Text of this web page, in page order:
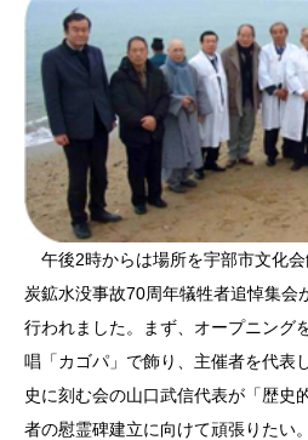
午後2時からは場所を宇部市文化
炭鉱水没事故70周年犠牲者追悼集会
行われました。まず、オープニング
唱「カゴパ」で飾り、主催者を代表
史に刻む会の山口武信代表が「歴史
者の慰霊碑建立に向けて頑張りたい